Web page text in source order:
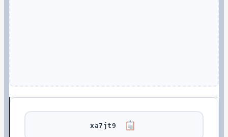
xa7jt9